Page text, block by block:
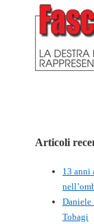
Articoli
13 anni
Daniele
Tobagi